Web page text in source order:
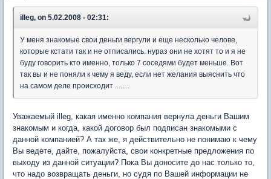
illeg, on 5.02.2008 - 02:31:
У меня знакомые свои деньги вергули и еще несколько челове,
которые кстати так и не отписались. нураз они не хотят то и я не
буду говорить кто именно, только 7 соседями будет меньше. Вот
так вы и не поняли к чему я веду, если нет желания выяснить что
на самом деле происходит ........
Уважаемый illeg, какая именно компания вернула деньги Вашим
знакомым и когда, какой договор был подписан знакомыми с
данной компанией? А так же, я действительно не понимаю к чему
Вы ведете, дайте, пожалуйста, свои конкретные предложения по
выходу из данной ситуации? Пока Вы доносите до нас только то,
что надо возвращать деньги, но судя по Вашей информации не